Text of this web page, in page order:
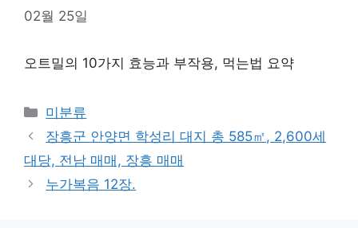
02월 25일
오트밀의 10가지 효능과 부작용, 먹는법 요약
Categories
미분류
장흥군 안양면 학성리 대지 총 585㎡, 2,600세
대당, 전남 매매, 장흥 매매
누가복음 12장.